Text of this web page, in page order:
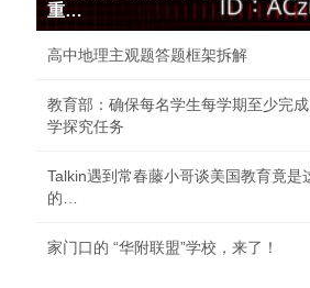
重…
高中地理主观题答题框架拆解
教育部：确保每名学生每学期至少完
学探究任务
Talkin遇到常春藤小哥谈美国教育竟是
的…
家门口的 “华附联盟”学校，来了！